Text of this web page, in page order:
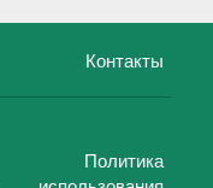
Контакты
Политика